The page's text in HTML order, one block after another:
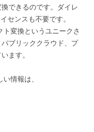
できるのです。ダイレ
センスも不要です。
変換というユニークさ
ブリッククラウド、プ
ます。
情報は、